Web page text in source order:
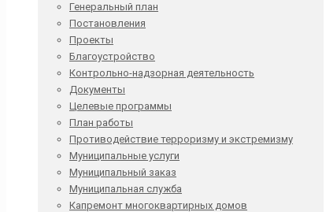
Генеральный план
Постановления
Проекты
Благоустройство
Контрольно-надзорная деятельность
Документы
Целевые программы
План работы
Противодействие терроризму и экстремизму
Муниципальные услуги
Муниципальный заказ
Муниципальная служба
Капремонт многоквартирных домов